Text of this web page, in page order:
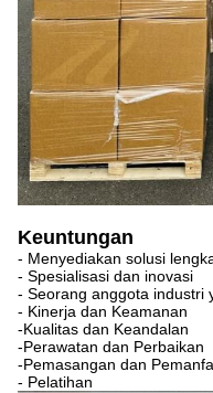
Keuntungan
- Menyediakan solusi
- Spesialisasi dan inovasi
- Seorang anggota industri
- Kinerja dan Keamanan
-Kualitas dan Keandalan
-Perawatan dan Perbaikan
-Pemasangan dan
- Pelatihan